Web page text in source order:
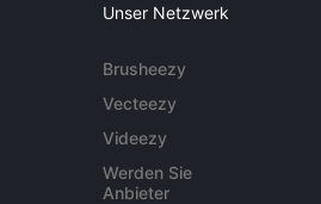
Unser Netzwerk
Brusheezy
Vecteezy
Videezy
Werden Sie
Anbieter